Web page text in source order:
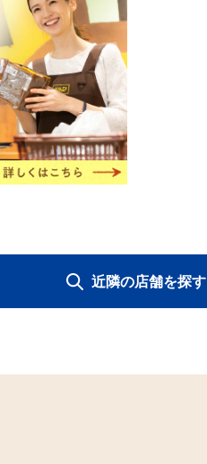
近隣の店舗を探す